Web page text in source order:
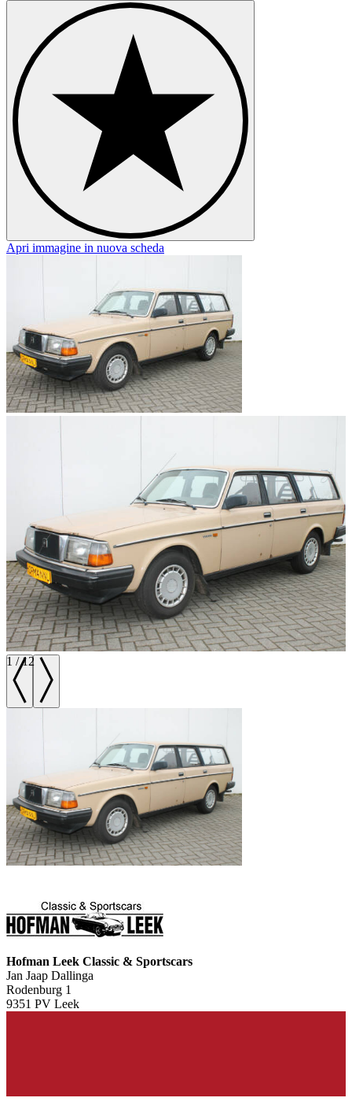
Apri immagine in nuova scheda
1 /12
Hofman Leek Classic & Sportscars
Jan Jaap Dallinga
Rodenburg 1
9351 PV Leek